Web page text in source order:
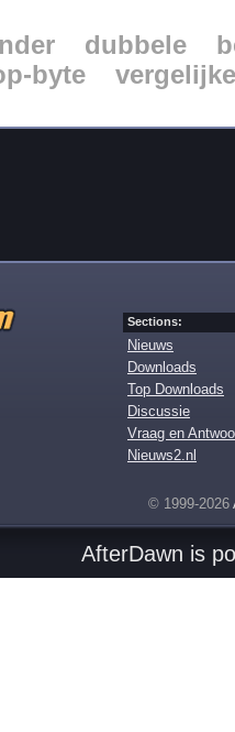
dubbele
byte
Sections:
Nieuws
Downloads
Top Downloads
Discussie
Vraag en
Nieuws2.nl
© 1999-2026
AfterDawn is